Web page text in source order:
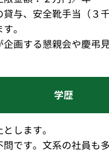
貸与、安全靴手当（３
。
企画する懇親会や慶弔
学歴
します。
問です。文系の社員も